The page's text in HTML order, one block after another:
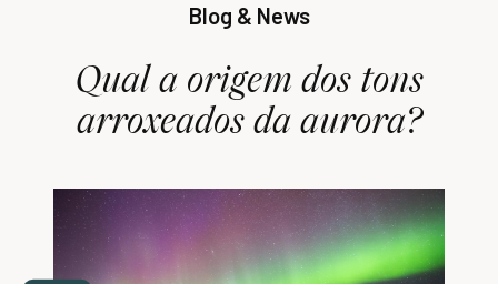
Blog & News
Qual a origem dos tons
arroxeados da aurora?